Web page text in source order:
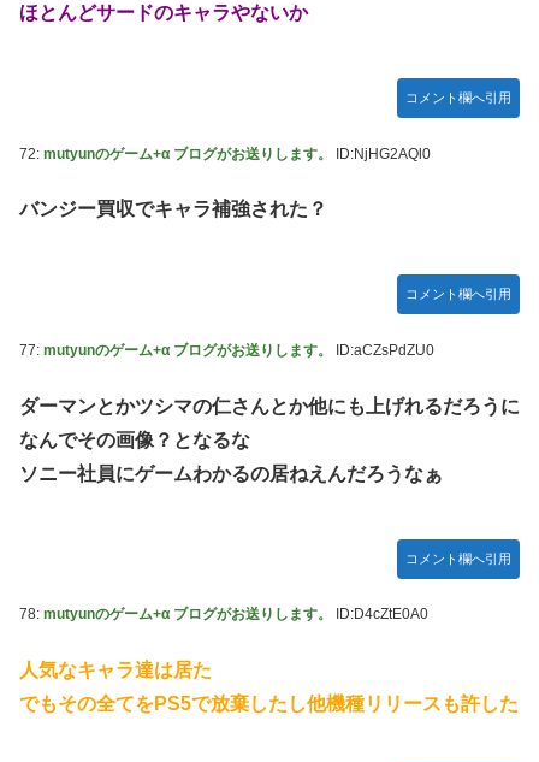
ほとんどサードのキャラやないか
コメント欄へ引用
72: mutyunのゲーム+α ブログがお送りします。 ID:NjHG2AQl0
バンジー買収でキャラ補強された？
コメント欄へ引用
77: mutyunのゲーム+α ブログがお送りします。 ID:aCZsPdZU0
ダーマンとかツシマの仁さんとか他にも上げれるだろうに
なんでその画像？となるな
ソニー社員にゲームわかるの居ねえんだろうなぁ
コメント欄へ引用
78: mutyunのゲーム+α ブログがお送りします。 ID:D4cZtE0A0
人気なキャラ達は居た
でもその全てをPS5で放棄したし他機種リリースも許した